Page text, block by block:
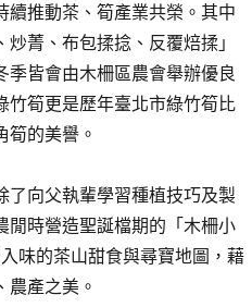
續推動茶、筍產業共榮。其中
菁、布包揉捻、反覆焙揉」
皆會由木柵區農會舉辦優良
竹筍更是歷年臺北市綠竹筍比
的美譽。
向父執輩學習種植技巧及製
閒時營造聖誕檔期的「木柵小
味的茶山甜食與尋寶地圖，藉
農產之美。